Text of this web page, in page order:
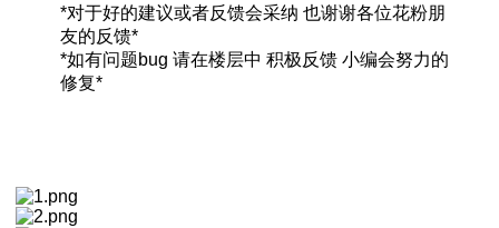
*对于好的建议或者反馈会采纳 也谢谢各位花粉朋
友的反馈*
*如有问题bug 请在楼层中 积极反馈 小编会努力的
修复*